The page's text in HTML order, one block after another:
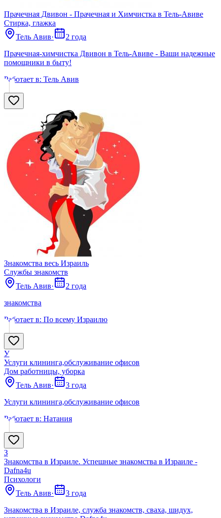
Прачечная Двивон - Прачечная и Химчистка в Тель-Авиве
Стирка, глажка
Тель Авив·
2 года
Прачечная-химчистка Двивон в Тель-Авиве - Ваши надежные
помощники в быту!
Работает в: Тель Авив
Знакомства весь Израиль
Службы знакомств
Тель Авив·
2 года
знакомства
Работает в: По всему Израилю
У
Услуги клининга,обслуживание офисов
Дом работницы, уборка
Тель Авив·
3 года
Услуги клининга,обслуживание офисов
Работает в: Натания
З
Знакомства в Израиле. Успешные знакомства в Израиле -
Dafna4u
Психологи
Тель Авив·
3 года
Знакомства в Израиле, служба знакомств, сваха, шидух,